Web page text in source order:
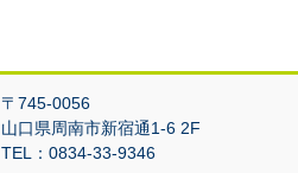
〒745-0056
山口県周南市新宿通1-6 2F
TEL：0834-33-9346